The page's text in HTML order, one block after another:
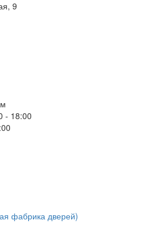
9
- 18:00
фабрика дверей)